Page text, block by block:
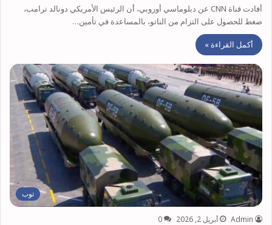
أفادت قناة CNN عن دبلوماسي أوروبي، أن الرئيس الأمريكي دونالد ترامب،
ضغط للحصول على التزام من الناتو، بالمساعدة في تأمين…
أكمل القراءة »
توب
Admin أبريل 2, 2026 0